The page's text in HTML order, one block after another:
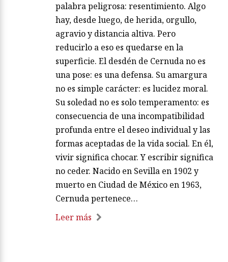
palabra peligrosa: resentimiento. Algo
hay, desde luego, de herida, orgullo,
agravio y distancia altiva. Pero
reducirlo a eso es quedarse en la
superficie. El desdén de Cernuda no es
una pose: es una defensa. Su amargura
no es simple carácter: es lucidez moral.
Su soledad no es solo temperamento: es
consecuencia de una incompatibilidad
profunda entre el deseo individual y las
formas aceptadas de la vida social. En él,
vivir significa chocar. Y escribir significa
no ceder. Nacido en Sevilla en 1902 y
muerto en Ciudad de México en 1963,
Cernuda pertenece…
Leer más